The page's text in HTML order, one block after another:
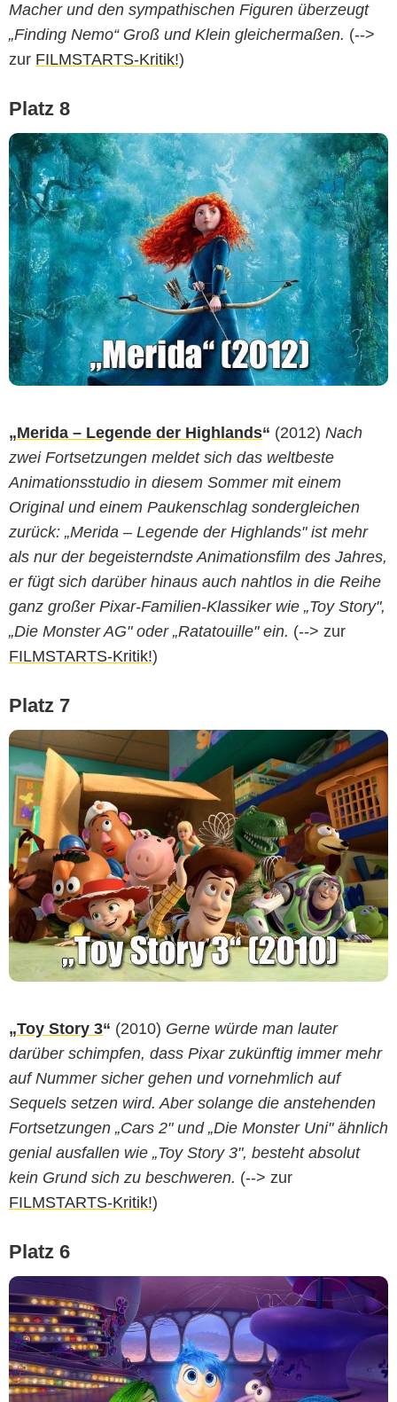
Macher und den sympathischen Figuren überzeugt
„Finding Nemo“ Groß und Klein gleichermaßen. (-->
zur FILMSTARTS-Kritik!)
Platz 8
„Merida – Legende der Highlands“ (2012) Nach
zwei Fortsetzungen meldet sich das weltbeste
Animationsstudio in diesem Sommer mit einem
Original und einem Paukenschlag sondergleichen
zurück: „Merida – Legende der Highlands" ist mehr
als nur der begeisterndste Animationsfilm des Jahres,
er fügt sich darüber hinaus auch nahtlos in die Reihe
ganz großer Pixar-Familien-Klassiker wie „Toy Story",
„Die Monster AG" oder „Ratatouille" ein. (--> zur
FILMSTARTS-Kritik!)
Platz 7
„Toy Story 3“ (2010) Gerne würde man lauter
darüber schimpfen, dass Pixar zukünftig immer mehr
auf Nummer sicher gehen und vornehmlich auf
Sequels setzen wird. Aber solange die anstehenden
Fortsetzungen „Cars 2" und „Die Monster Uni" ähnlich
genial ausfallen wie „Toy Story 3", besteht absolut
kein Grund sich zu beschweren. (--> zur
FILMSTARTS-Kritik!)
Platz 6